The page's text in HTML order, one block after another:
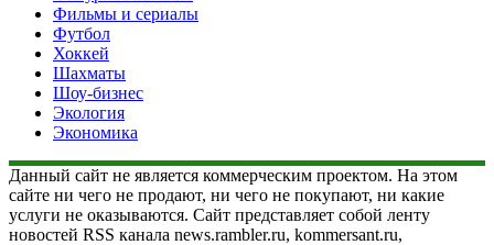
Фильмы и сериалы
Футбол
Хоккей
Шахматы
Шоу-бизнес
Экология
Экономика
Данный сайт не является коммерческим проектом. На этом
сайте ни чего не продают, ни чего не покупают, ни какие
услуги не оказываются. Сайт представляет собой ленту
новостей RSS канала news.rambler.ru, kommersant.ru,